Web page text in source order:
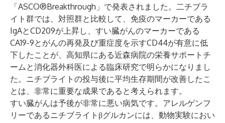
「ASCO®Breakthrough」 で発表されました。二チブラ
イト群では、対照群と比較して、免疫のマーカーである
IgAとCD209が上昇し、すい臓がんのマーカーである
CA19-9とがんの再発及び重症度を示すCD44が有意に低
下したことが、高知県にある近森病院の栄養サポートチ
ームと消化器外科医による臨床研究で明らかになりまし
た。ニチブライトの投与後に平均生存期間が改善したこ
とは、非常に重要な成果であると考えられます。
すい臓がんは予後が非常に悪い病気です。アレルゲンフ
リーであるニチブライトβグルカンには、動物実験におい